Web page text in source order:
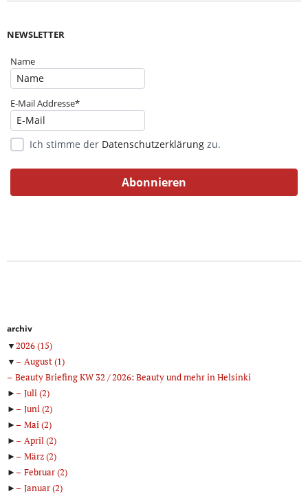
NEWSLETTER
Name
E-Mail Addresse*
Ich stimme der Datenschutzerklärung zu.
archiv
▼2026(15)
▼
August(1)
Beauty Briefing KW 32 / 2026: Beauty und mehr in Helsinki
►
Juli(2)
►
Juni(2)
►
Mai(2)
►
April(2)
►
März(2)
►
Februar(2)
►
Januar(2)